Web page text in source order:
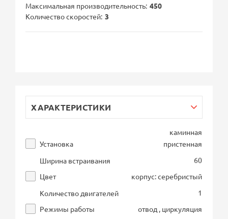
Максимальная производительность 450
Количество скоростей 3
ХАРАКТЕРИСТИКИ
Установка
каминная
пристенная
Ширина встраивания
60
Цвет
корпус: серебристый
Количество двигателей
1
Режимы работы
отвод , циркуляция